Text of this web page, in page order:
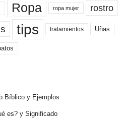
Ropa ropa mujer rostro
tips tratamientos Uñas
Bíblico y Ejemplos
es? y Significado